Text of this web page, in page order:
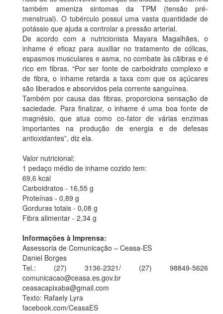
também ameniza sintomas da TPM (tensão pré-
menstrual). O tubérculo possui uma vasta quantidade de
potássio que ajuda a controlar a pressão arterial.
De acordo com a nutricionista Mayara Magalhães, o
inhame é eficaz para auxiliar no tratamento de cólicas,
espasmos musculares e asma, no combate às cãibras e é
rico em fibras. “Por ser fonte de carboidrato complexo e
de fibra, o inhame retarda a taxa com que os açúcares
são liberados e absorvidos pela corrente sanguínea.
Também por causa das fibras, proporciona sensação de
saciedade. Para finalizar, o inhame é uma boa fonte de
magnésio, que atua como co-fator de várias enzimas
importantes na produção de energia e de defesas
antioxidantes”, diz ela.
Valor nutricional:
1 pedaço médio de inhame cozido tem:
69,6 kcal
Carboidratos - 16,55 g
Proteínas - 0,89 g
Gorduras totais - 0,08 g
Fibra alimentar - 2,34 g
Informações à Imprensa:
Assessoria de Comunicação – Ceasa-ES
Daniel Borges
Tel.: (27) 3136-2321/ (27) 98849-5626
comunicacao@ceasa.es.gov.br
ceasacapixaba@gmail.com
Texto: Rafaely Lyra
facebook.com/CeasaES